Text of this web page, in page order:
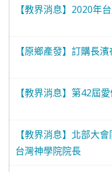
【教界消息】2020年
【原鄉產發】訂購長
【教界消息】第42屆
【教界消息】北部大
台灣神學院院長